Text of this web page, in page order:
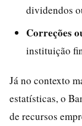
dividendos
Correções
instituição
Já no contexto
estatísticas, o
de recursos